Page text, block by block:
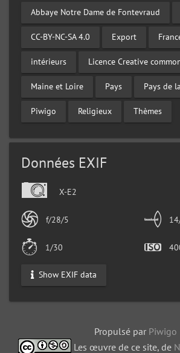
Abbaye Notre Dame de Fontevraud
CC-BY-NC-SA 4.0 Export
intérieurs Licence Creative
Maine et Loire Pays Pays de
Piwigo Religieux Thèmes
Données EXIF
X-E2
f/28/5
1/30
Show EXIF data
Propulsé par Piwigo
Les œuvre de ce site, de